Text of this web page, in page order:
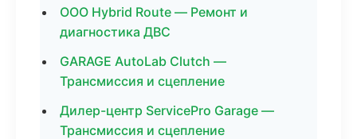
ООО Hybrid Route — Ремонт и
диагностика ДВС
GARAGE AutoLab Clutch —
Трансмиссия и сцепление
Дилер-центр ServicePro Garage —
Трансмиссия и сцепление